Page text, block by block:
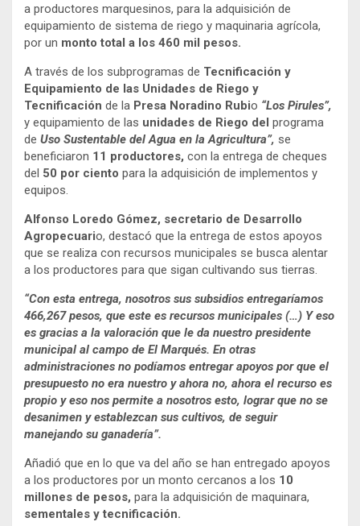
a productores marquesinos, para la adquisición de
equipamiento de sistema de riego y maquinaria agrícola,
por un monto total a los 460 mil pesos.
A través de los subprogramas de Tecnificación y
Equipamiento de las Unidades de Riego y
Tecnificación de la Presa Noradino Rubio “Los Pirules”,
y equipamiento de las unidades de Riego del programa
de Uso Sustentable del Agua en la Agricultura”, se
beneficiaron 11 productores, con la entrega de cheques
del 50 por ciento para la adquisición de implementos y
equipos.
Alfonso Loredo Gómez, secretario de Desarrollo
Agropecuario, destacó que la entrega de estos apoyos
que se realiza con recursos municipales se busca alentar
a los productores para que sigan cultivando sus tierras.
“Con esta entrega, nosotros sus subsidios entregaríamos
466,267 pesos, que este es recursos municipales (…) Y eso
es gracias a la valoración que le da nuestro presidente
municipal al campo de El Marqués. En otras
administraciones no podíamos entregar apoyos por que el
presupuesto no era nuestro y ahora no, ahora el recurso es
propio y eso nos permite a nosotros esto, lograr que no se
desanimen y establezcan sus cultivos, de seguir
manejando su ganadería”.
Añadió que en lo que va del año se han entregado apoyos
a los productores por un monto cercanos a los 10
millones de pesos, para la adquisición de maquinara,
sementales y tecnificación.